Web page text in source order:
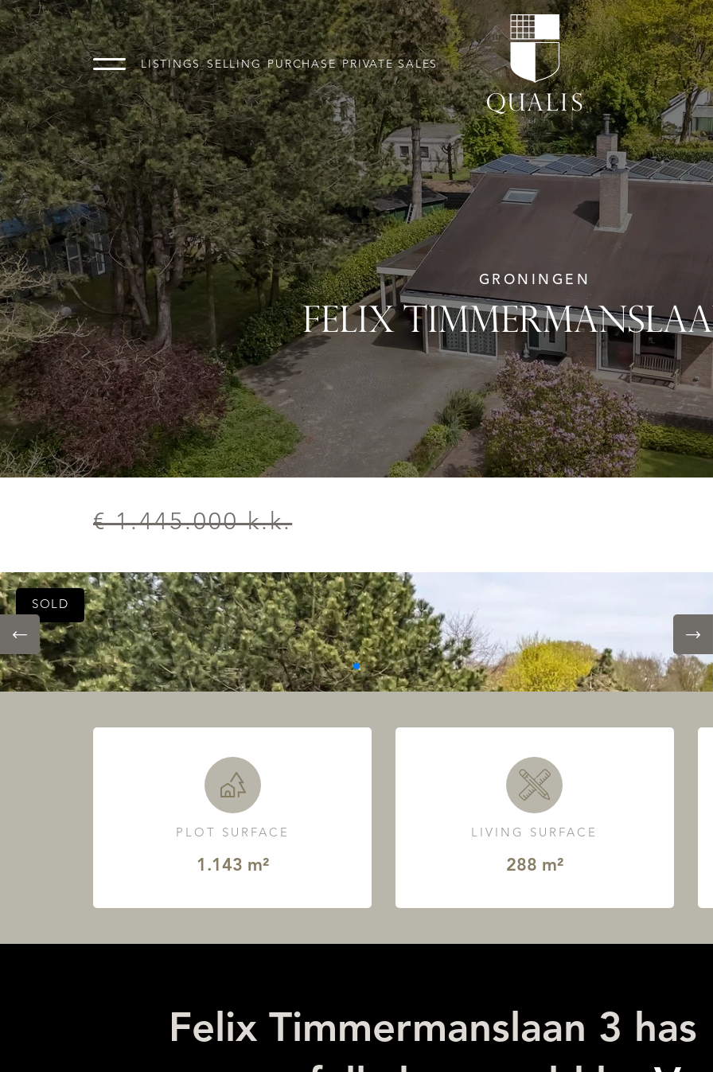
LISTINGS SELLING PURCHASE PRIVATE SALES
GRONINGEN
FELIX
€ 1.445.000 k.k.
SOLD
PLOT SURFACE
1.143 m²
LIVING SURFACE
288 m²
Felix Timmermanslaan 3 has